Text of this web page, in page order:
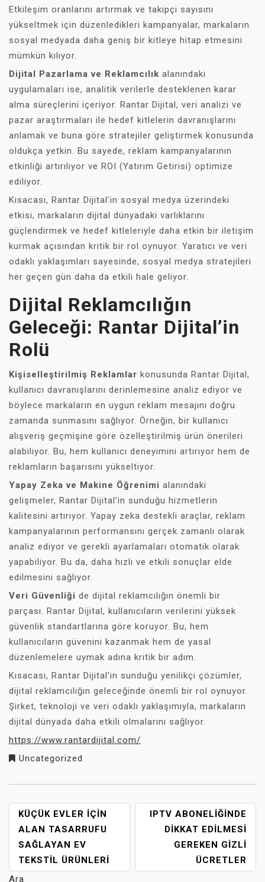
Etkileşim oranlarını artırmak ve takipçi sayısını
yükseltmek için düzenledikleri kampanyalar, markaların
sosyal medyada daha geniş bir kitleye hitap etmesini
mümkün kılıyor.
Dijital Pazarlama ve Reklamcılık alanındaki
uygulamaları ise, analitik verilerle desteklenen karar
alma süreçlerini içeriyor. Rantar Dijital, veri analizi ve
pazar araştırmaları ile hedef kitlelerin davranışlarını
anlamak ve buna göre stratejiler geliştirmek konusunda
oldukça yetkin. Bu sayede, reklam kampanyalarının
etkinliği artırılıyor ve ROI (Yatırım Getirisi) optimize
ediliyor.
Kısacası, Rantar Dijital’in sosyal medya üzerindeki
etkisi, markaların dijital dünyadaki varlıklarını
güçlendirmek ve hedef kitleleriyle daha etkin bir iletişim
kurmak açısından kritik bir rol oynuyor. Yaratıcı ve veri
odaklı yaklaşımları sayesinde, sosyal medya stratejileri
her geçen gün daha da etkili hale geliyor.
Dijital Reklamcılığın
Geleceği: Rantar Dijital’in
Rolü
Kişiselleştirilmiş Reklamlar konusunda Rantar Dijital,
kullanıcı davranışlarını derinlemesine analiz ediyor ve
böylece markaların en uygun reklam mesajını doğru
zamanda sunmasını sağlıyor. Örneğin, bir kullanıcı
alışveriş geçmişine göre özelleştirilmiş ürün önerileri
alabiliyor. Bu, hem kullanıcı deneyimini artırıyor hem de
reklamların başarısını yükseltiyor.
Yapay Zeka ve Makine Öğrenimi alanındaki
gelişmeler, Rantar Dijital’in sunduğu hizmetlerin
kalitesini artırıyor. Yapay zeka destekli araçlar, reklam
kampanyalarının performansını gerçek zamanlı olarak
analiz ediyor ve gerekli ayarlamaları otomatik olarak
yapabiliyor. Bu da, daha hızlı ve etkili sonuçlar elde
edilmesini sağlıyor.
Veri Güvenliği de dijital reklamcılığın önemli bir
parçası. Rantar Dijital, kullanıcıların verilerini yüksek
güvenlik standartlarına göre koruyor. Bu, hem
kullanıcıların güvenini kazanmak hem de yasal
düzenlemelere uymak adına kritik bir adım.
Kısacası, Rantar Dijital’in sunduğu yenilikçi çözümler,
dijital reklamcılığın geleceğinde önemli bir rol oynuyor.
Şirket, teknoloji ve veri odaklı yaklaşımıyla, markaların
dijital dünyada daha etkili olmalarını sağlıyor.
https://www.rantardijital.com/
Uncategorized
YAZI
GEZINMESI
KÜÇÜK EVLER İÇIN
ALAN TASARRUFU
SAĞLAYAN EV
TEKSTIL ÜRÜNLERI
IPTV ABONELIĞINDE
DIKKAT EDILMESI
GEREKEN GIZLI
ÜCRETLER
Ara